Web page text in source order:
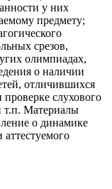
у них
предмету;
срезов,
олимпиадах,
о наличии
отличившихся
слухового
т.п. Материалы
о динамике
аттестуемого